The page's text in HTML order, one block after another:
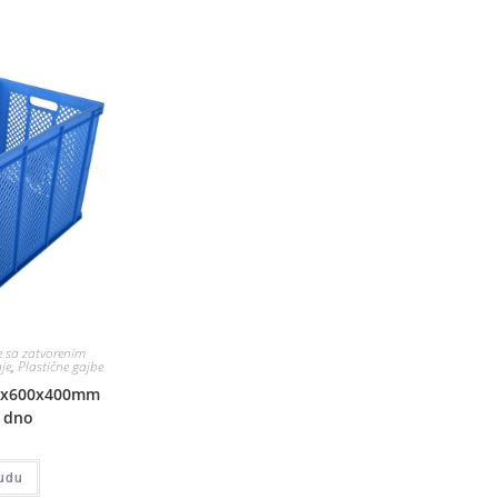
sa zatvorenim
, Plastične gajbe